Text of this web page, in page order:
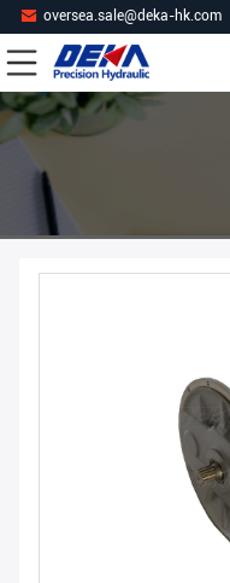
oversea.sale@deka-hk.com